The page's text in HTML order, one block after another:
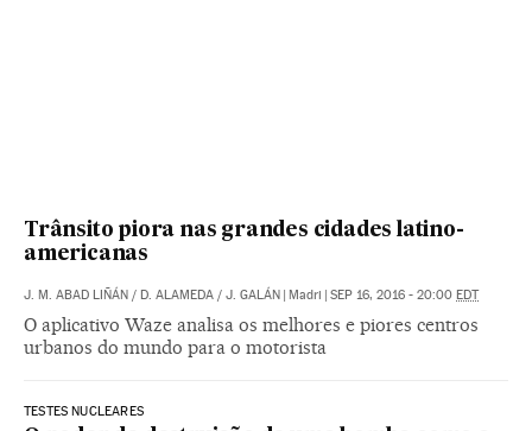
Trânsito piora nas grandes cidades latino-
americanas
J. M. ABAD LIÑÁN / D. ALAMEDA / J. GALÁN | Madri | SEP 16, 2016 - 20:00 EDT
O aplicativo Waze analisa os melhores e piores centros
urbanos do mundo para o motorista
TESTES NUCLEARES